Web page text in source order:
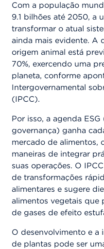
Com a população
9.1 bilhões até 2050, a
transformar o atual
ainda mais evidente. A
origem animal está
70%, exercendo uma
planeta, conforme
Intergovernamental
(IPCC).
Por isso, a agenda
governança) ganha
mercado de alimentos,
maneiras de integrar
suas operações. O
de transformações
alimentares e sugere
alimentos vegetais que
de gases de efeito
O desenvolvimento e a
de plantas pode ser